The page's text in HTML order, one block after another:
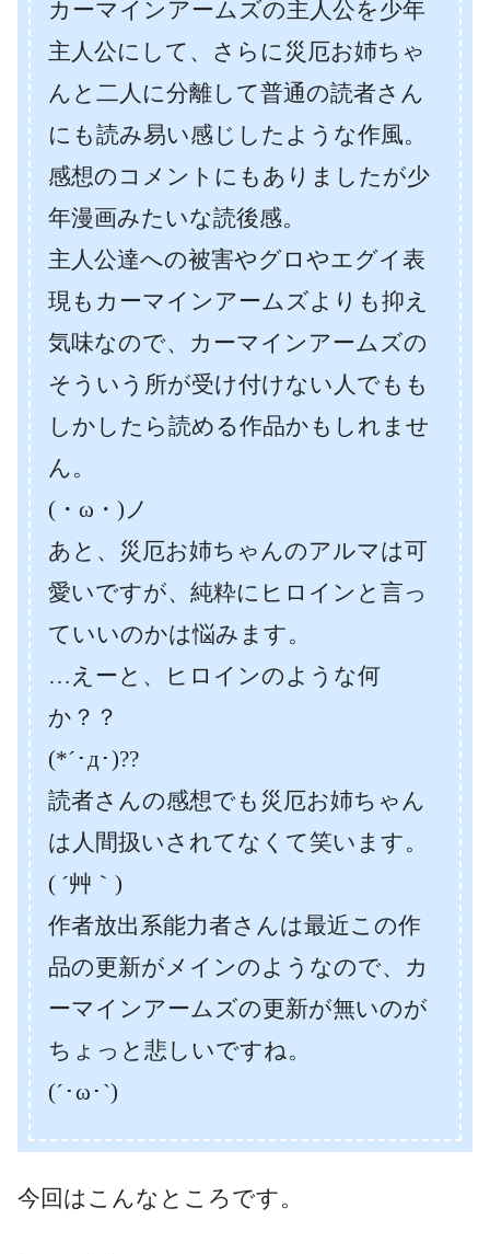
カーマインアームズの主人公を少年
主人公にして、さらに災厄お姉ちゃ
んと二人に分離して普通の読者さん
にも読み易い感じしたような作風。
感想のコメントにもありましたが少
年漫画みたいな読後感。
主人公達への被害やグロやエグイ表
現もカーマインアームズよりも抑え
気味なので、カーマインアームズの
そういう所が受け付けない人でもも
しかしたら読める作品かもしれませ
ん。
(・ω・)ノ
あと、災厄お姉ちゃんのアルマは可
愛いですが、純粋にヒロインと言っ
ていいのかは悩みます。
…えーと、ヒロインのような何
か？？
(*´･д･)??
読者さんの感想でも災厄お姉ちゃん
は人間扱いされてなくて笑います。
( ´艸｀)
作者放出系能力者さんは最近この作
品の更新がメインのようなので、カ
ーマインアームズの更新が無いのが
ちょっと悲しいですね。
(´･ω･`)
今回はこんなところです。